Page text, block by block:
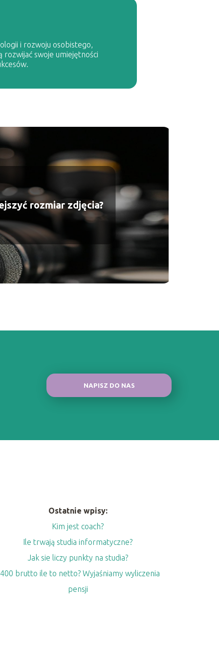
i rozwoju osobistego,
swoje umiejętności
rozmiar zdjęcia?
NAPISZ DO NAS
Ostatnie wpisy:
Kim jest coach?
Ile trwają studia informatyczne?
Jak sie liczy punkty na studia?
brutto ile to netto? Wyjaśniamy wyliczenia
pensji